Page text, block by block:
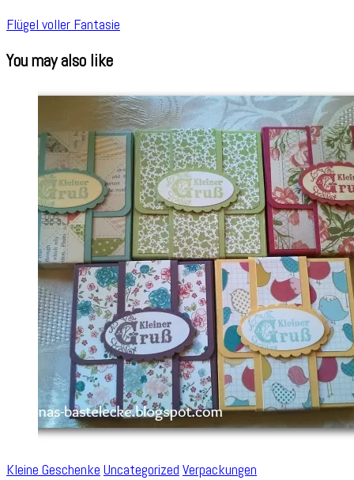
Flügel voller Fantasie
You may also like
Kleine Geschenke Uncategorized Verpackungen